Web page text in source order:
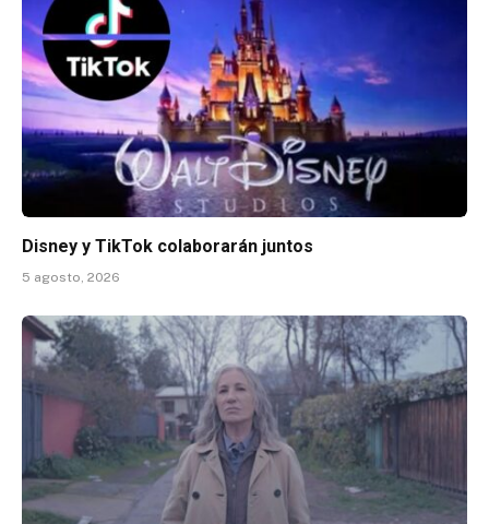
Disney y TikTok colaborarán juntos
5 agosto, 2026